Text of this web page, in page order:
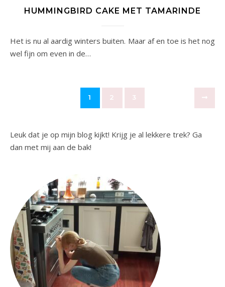
HUMMINGBIRD CAKE MET TAMARINDE
Het is nu al aardig winters buiten. Maar af en toe is het nog
wel fijn om even in de…
1 2 3
Leuk dat je op mijn blog kijkt! Krijg je al lekkere trek? Ga
dan met mij aan de bak!